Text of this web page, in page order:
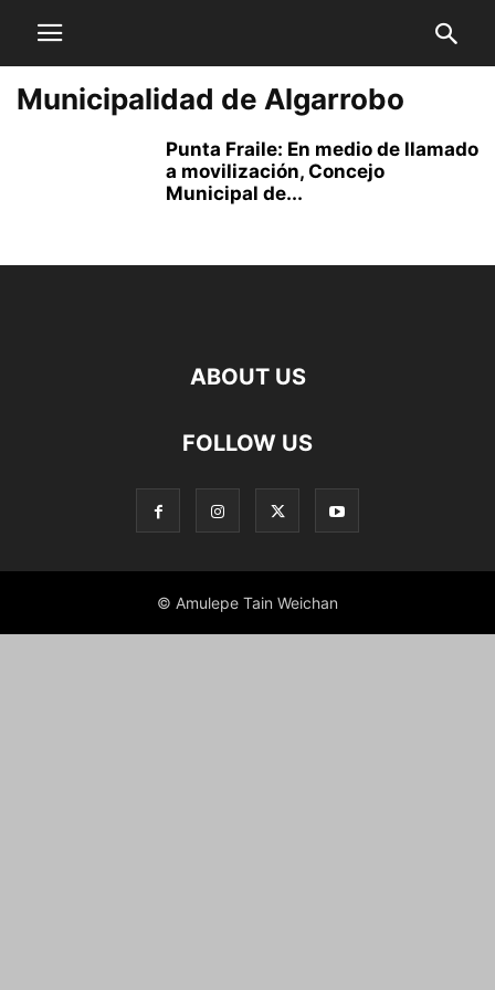
Municipalidad de Algarrobo
Punta Fraile: En medio de llamado
a movilización, Concejo
Municipal de...
ABOUT US
FOLLOW US
© Amulepe Tain Weichan